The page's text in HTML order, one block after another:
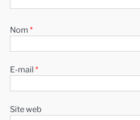
Nom *
E-mail *
Site web